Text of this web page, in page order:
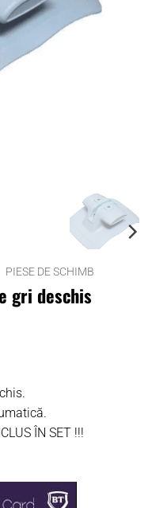
PIESE DE SCHIMB
gri deschis
ÎN SET !!!